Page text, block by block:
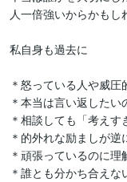
人一倍強いからかもし
私自身も過去に
＊怒っている人や威
＊本当は言い返したい
＊相談しても「考え
＊的外れな励ましが逆
＊頑張っているのに
＊誰とも分かち合えな